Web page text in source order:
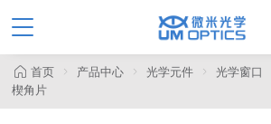
首页 产品中心 光学元件 光学窗口
楔角片